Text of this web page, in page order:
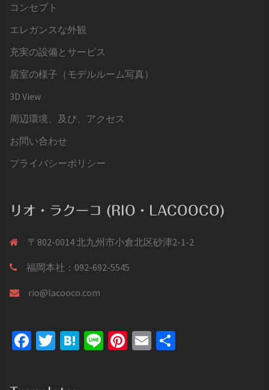
コンセプト
エレガンスな外観
充実の設備とサービス
居室の様子（モデルルーム写真）
3D View
周辺環境、及び、アクセス
お問い合わせ
プライバシーポリシー
リオ・ラクーコ (RIO・LACOOCO)
〒802-0014 北九州市小倉北区砂津2-1-2
福岡本社：092-692-5545
rio@lacooco.com
Facebook
Twitter
Hatena
LinePinterest
Email